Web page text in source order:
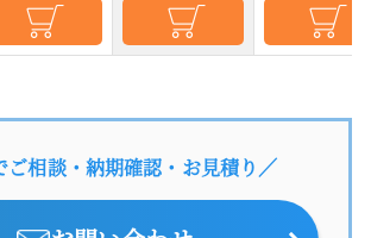
ご相談・納期確認・お見積り／